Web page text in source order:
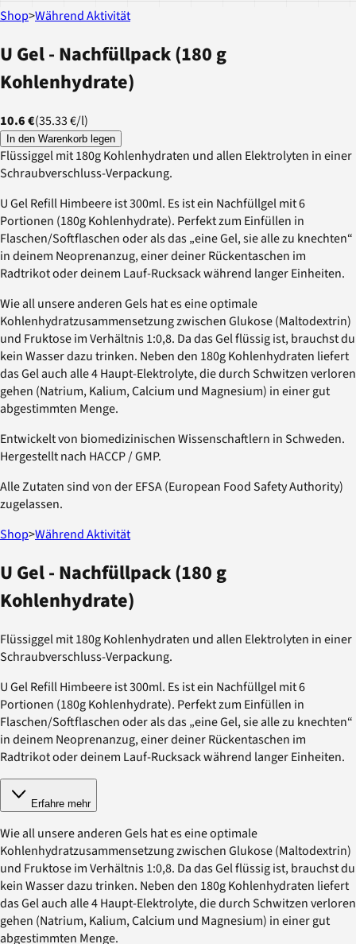
Shop>Während Aktivität
U Gel - Nachfüllpack (180 g
Kohlenhydrate)
10.6 €(35.33 €/l)
In den Warenkorb legen
Flüssiggel mit 180g Kohlenhydraten und allen Elektrolyten in einer
Schraubverschluss-Verpackung.
U Gel Refill Himbeere ist 300ml. Es ist ein Nachfüllgel mit 6
Portionen (180g Kohlenhydrate). Perfekt zum Einfüllen in
Flaschen/Softflaschen oder als das „eine Gel, sie alle zu knechten“
in deinem Neoprenanzug, einer deiner Rückentaschen im
Radtrikot oder deinem Lauf-Rucksack während langer Einheiten.
Wie all unsere anderen Gels hat es eine optimale
Kohlenhydratzusammensetzung zwischen Glukose (Maltodextrin)
und Fruktose im Verhältnis 1:0,8. Da das Gel flüssig ist, brauchst du
kein Wasser dazu trinken. Neben den 180g Kohlenhydraten liefert
das Gel auch alle 4 Haupt-Elektrolyte, die durch Schwitzen verloren
gehen (Natrium, Kalium, Calcium und Magnesium) in einer gut
abgestimmten Menge.
Entwickelt von biomedizinischen Wissenschaftlern in Schweden.
Hergestellt nach HACCP / GMP.
Alle Zutaten sind von der EFSA (European Food Safety Authority)
zugelassen.
Shop>Während Aktivität
U Gel - Nachfüllpack (180 g
Kohlenhydrate)
Flüssiggel mit 180g Kohlenhydraten und allen Elektrolyten in einer
Schraubverschluss-Verpackung.
U Gel Refill Himbeere ist 300ml. Es ist ein Nachfüllgel mit 6
Portionen (180g Kohlenhydrate). Perfekt zum Einfüllen in
Flaschen/Softflaschen oder als das „eine Gel, sie alle zu knechten“
in deinem Neoprenanzug, einer deiner Rückentaschen im
Radtrikot oder deinem Lauf-Rucksack während langer Einheiten.
Erfahre mehr
Wie all unsere anderen Gels hat es eine optimale
Kohlenhydratzusammensetzung zwischen Glukose (Maltodextrin)
und Fruktose im Verhältnis 1:0,8. Da das Gel flüssig ist, brauchst du
kein Wasser dazu trinken. Neben den 180g Kohlenhydraten liefert
das Gel auch alle 4 Haupt-Elektrolyte, die durch Schwitzen verloren
gehen (Natrium, Kalium, Calcium und Magnesium) in einer gut
abgestimmten Menge.